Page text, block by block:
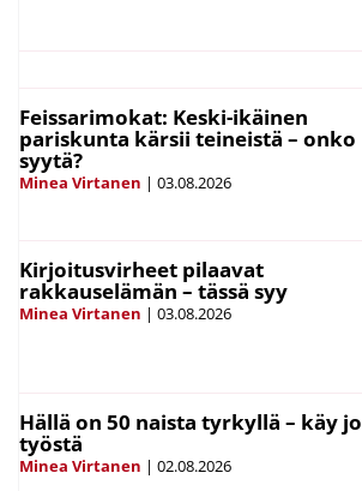
Feissarimokat: Keski-ikäinen
pariskunta kärsii teineistä – onko
syytä?
Minea Virtanen | 03.08.2026
Kirjoitusvirheet pilaavat
rakkauselämän – tässä syy
Minea Virtanen | 03.08.2026
Hällä on 50 naista tyrkyllä – käy jo
työstä
Minea Virtanen | 02.08.2026